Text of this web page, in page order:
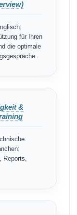
für Ihren
die optimale
&
Reports,